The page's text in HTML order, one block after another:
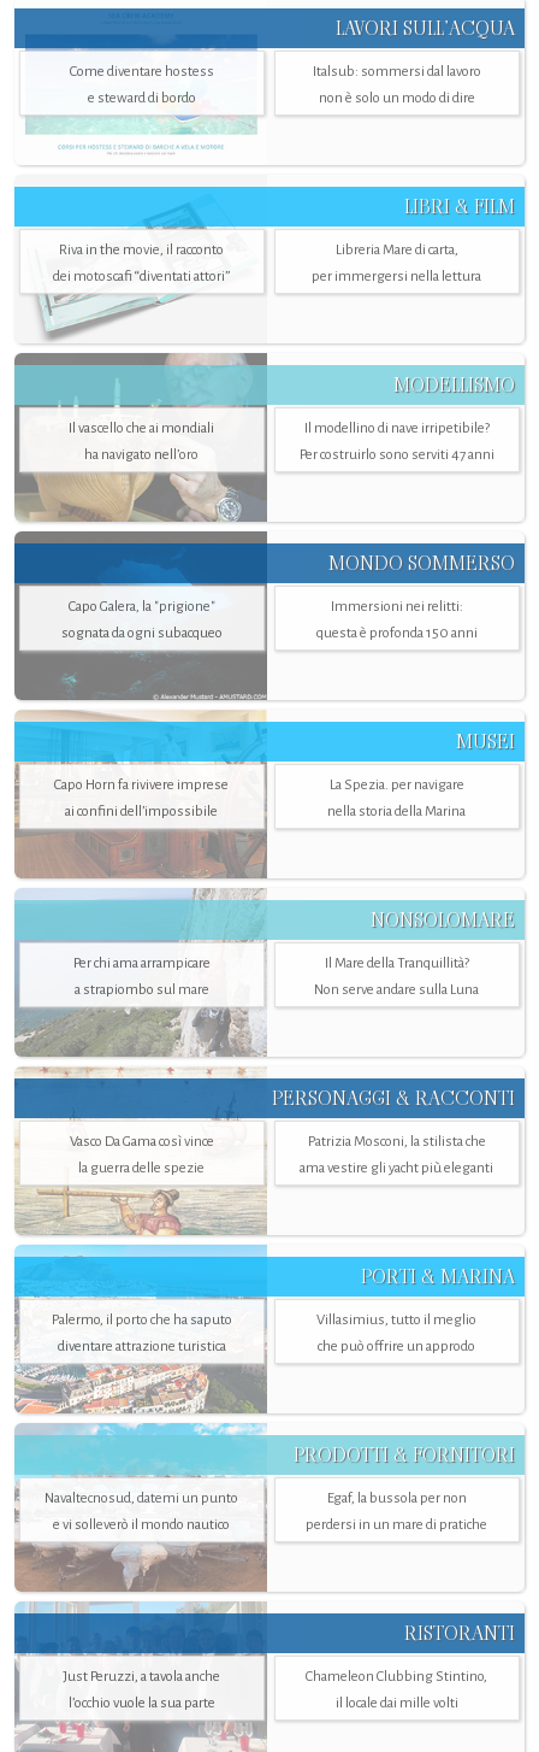
LAVORI SULL’ACQUA
Come diventare hostess
e steward di bordo
Italsub: sommersi dal lavoro
non è solo un modo di dire
LIBRI & FILM
Riva in the movie, il racconto
dei motoscafi “diventati attori”
Libreria Mare di carta,
per immergersi nella lettura
MODELLISMO
Il vascello che ai mondiali
ha navigato nell’oro
Il modellino di nave irripetibile?
Per costruirlo sono serviti 47 anni
MONDO SOMMERSO
Capo Galera, la "prigione"
sognata da ogni subacqueo
Immersioni nei relitti:
questa è profonda 150 anni
MUSEI
Capo Horn fa rivivere imprese
ai confini dell’impossibile
La Spezia. per navigare
nella storia della Marina
NONSOLOMARE
Per chi ama arrampicare
a strapiombo sul mare
Il Mare della Tranquillità?
Non serve andare sulla Luna
PERSONAGGI & RACCONTI
Vasco Da Gama così vince
la guerra delle spezie
Patrizia Mosconi, la stilista che
ama vestire gli yacht più eleganti
PORTI & MARINA
Palermo, il porto che ha saputo
diventare attrazione turistica
Villasimius, tutto il meglio
che può offrire un approdo
PRODOTTI & FORNITORI
Navaltecnosud, datemi un punto
e vi solleverò il mondo nautico
Egaf, la bussola per non
perdersi in un mare di pratiche
RISTORANTI
Just Peruzzi, a tavola anche
l’occhio vuole la sua parte
Chameleon Clubbing Stintino,
il locale dai mille volti